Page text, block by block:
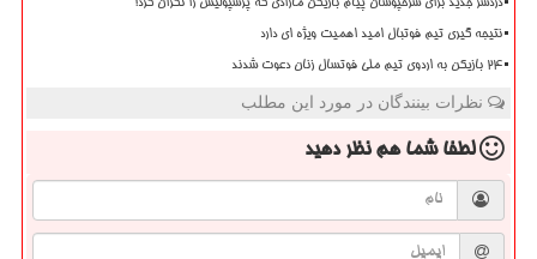
دردسر جدید برای سرخپوشان پیام بازیکن مازادی که پرسپولیس را نگران کرد!
نتیجه گیری تیم فوتبال امید اهمیت ویژه ای دارد
۲۴ بازیکن به اردوی تیم ملی فوتسال زنان دعوت شدند
نظرات بینندگان در مورد این مطلب
لطفا شما همنظر دهید